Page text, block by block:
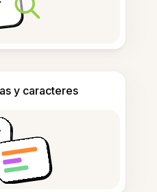
y caracteres